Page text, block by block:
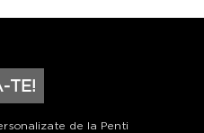
TE!
de la Penti